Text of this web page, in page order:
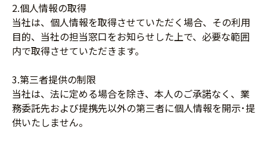
2.個人情報の取得
当社は、個人情報を取得させていただく場合、その利用
目的、当社の担当窓口をお知らせした上で、必要な範囲
内で取得させていただきます。
3.第三者提供の制限
当社は、法に定める場合を除き、本人のご承諾なく、業
務委託先および提携先以外の第三者に個人情報を開示･提
供いたしません。